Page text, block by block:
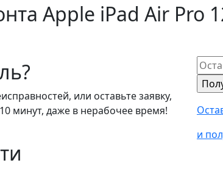
Apple iPad Air Pro
или оставьте заявку,
минут, даже в нерабочее время!
и